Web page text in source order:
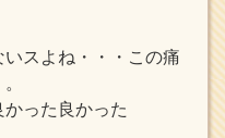
スよね・・・この痛
った良かった